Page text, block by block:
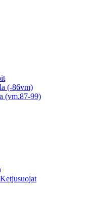
(-86vm)
(vm.87-99)